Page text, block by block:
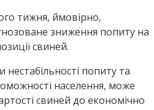
тижня, ймовірно,
зниження попиту на
свиней.
нестабільності попиту та
населення, може
свиней до економічно